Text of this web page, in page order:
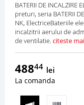
BATERII DE INCALZIRE
preturi, seria BATERII
NK, ElectriceBateriile
incalzitrii aerului de
de ventilatie. citeste
48844 lei
La comanda